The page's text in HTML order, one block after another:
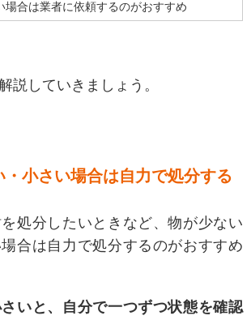
場合は業者に依頼するのがおすすめ
説していきましょう。
小さい場合は自力で処分する
処分したいときなど、物が少ない
合は自力で処分するのがおすすめ
いと、自分で一つずつ状態を確認